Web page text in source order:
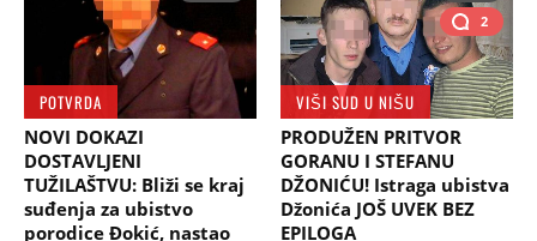
POTVRDA
NOVI DOKAZI
DOSTAVLJENI
TUŽILAŠTVU: Bliži se kraj
suđenja za ubistvo
porodice Đokić, nastao
2
VIŠI SUD U NIŠU
PRODUŽEN PRITVOR
GORANU I STEFANU
DŽONIĆU! Istraga ubistva
Džonića JOŠ UVEK BEZ
EPILOGA